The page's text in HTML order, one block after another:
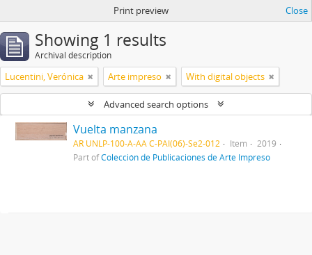
Print preview Close
Showing 1 results
Archival description
Lucentini, Verónica Arte impreso With digital objects
Advanced search options
Vuelta manzana
AR UNLP-100-A-AA C-PAI(06)-Se2-012 Item
2019
Part ofColección de Publicaciones de Arte Impreso